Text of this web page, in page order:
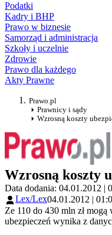
Podatki
Kadry i BHP
Prawo w biznesie
Samorząd i administracja
Szkoły i uczelnie
Zdrowie
Prawo dla każdego
Akty Prawne
Prawo.pl
Prawnicy i sądy
Wzrosną koszty
Wzrosną koszty
Data dodania: 04.01.2012 |
Lex/Lex04.01.2012 |
Ze 110 do 430 mln zł mogą
ubezpieczeń wynika z